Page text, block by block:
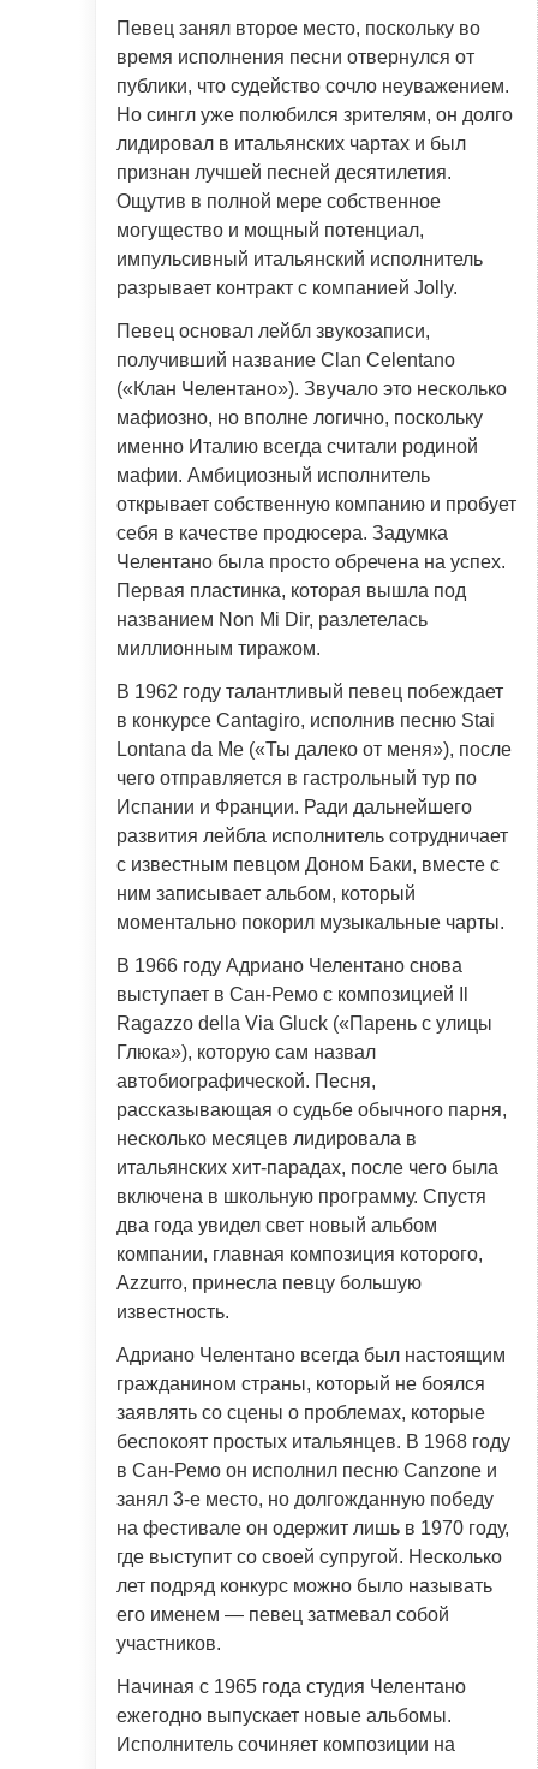
Певец занял второе место, поскольку во
время исполнения песни отвернулся от
публики, что судейство сочло неуважением.
Но сингл уже полюбился зрителям, он долго
лидировал в итальянских чартах и был
признан лучшей песней десятилетия.
Ощутив в полной мере собственное
могущество и мощный потенциал,
импульсивный итальянский исполнитель
разрывает контракт с компанией Jolly.
Певец основал лейбл звукозаписи,
получивший название Clan Celentano
(«Клан Челентано»). Звучало это несколько
мафиозно, но вполне логично, поскольку
именно Италию всегда считали родиной
мафии. Амбициозный исполнитель
открывает собственную компанию и пробует
себя в качестве продюсера. Задумка
Челентано была просто обречена на успех.
Первая пластинка, которая вышла под
названием Non Mi Dir, разлетелась
миллионным тиражом.
В 1962 году талантливый певец побеждает
в конкурсе Cantagiro, исполнив песню Stai
Lontana da Me («Ты далеко от меня»), после
чего отправляется в гастрольный тур по
Испании и Франции. Ради дальнейшего
развития лейбла исполнитель сотрудничает
с известным певцом Доном Баки, вместе с
ним записывает альбом, который
моментально покорил музыкальные чарты.
В 1966 году Адриано Челентано снова
выступает в Сан-Ремо с композицией Il
Ragazzo della Via Gluck («Парень с улицы
Глюка»), которую сам назвал
автобиографической. Песня,
рассказывающая о судьбе обычного парня,
несколько месяцев лидировала в
итальянских хит-парадах, после чего была
включена в школьную программу. Спустя
два года увидел свет новый альбом
компании, главная композиция которого,
Azzurro, принесла певцу большую
известность.
Адриано Челентано всегда был настоящим
гражданином страны, который не боялся
заявлять со сцены о проблемах, которые
беспокоят простых итальянцев. В 1968 году
в Сан-Ремо он исполнил песню Canzone и
занял 3-е место, но долгожданную победу
на фестивале он одержит лишь в 1970 году,
где выступит со своей супругой. Несколько
лет подряд конкурс можно было называть
его именем — певец затмевал собой
участников.
Начиная с 1965 года студия Челентано
ежегодно выпускает новые альбомы.
Исполнитель сочиняет композиции на